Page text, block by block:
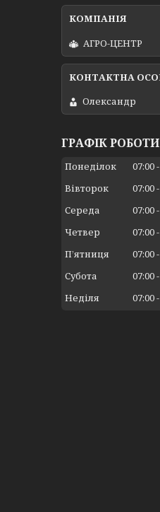
АГРО-ЦЕНТР
Олександр
ГРАФІК РОБОТИ
Понеділок 07:00
Вівторок
07:00
Середа
07:00
Четвер
07:00
Пʼятниця
07:00
Субота
07:00
Неділя
07:00